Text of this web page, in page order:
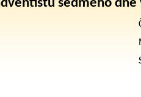
sedmého dne